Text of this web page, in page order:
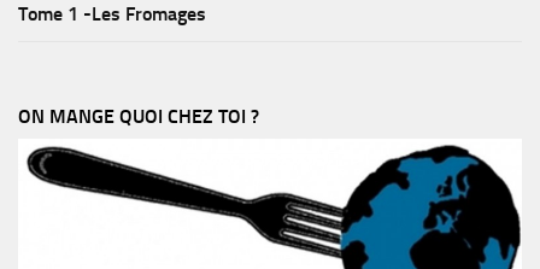
Tome 1 -Les Fromages
ON MANGE QUOI CHEZ TOI ?